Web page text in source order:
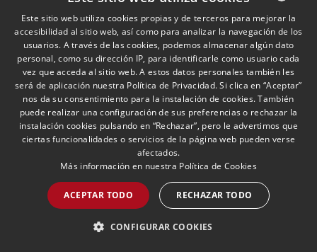
Andersen asesora a Reco,
referente vasco en
tratamiento de metales, en
su venta a Mirai Investments
17/07/2026 Corporate and M&A
El asesoramiento, liderado por Sharon
Izaguirre, Socia de Corporate/M&A,
impulsa el posicionamiento de Andersen
en el ámbito industrial vasco,
acompañando a empresas familiares en
procesos estratégicos de M&A
LEER MÁS >>
SPANISH
ENGLISH
PORTUGUESE
Este sitio web utiliza cookies propias y de terceros para mejorar la
accesibilidad al sitio web, así como para analizar la navegación de los
usuarios. A través de las cookies, podemos almacenar algún dato
personal, como su dirección IP, para identificarle como usuario cada
vez que acceda al sitio web. A estos datos personales también les
será de aplicación nuestra Política de Privacidad. Si clica en “Aceptar”
nos da su consentimiento para la instalación de cookies. También
puede realizar una configuración de sus preferencias o rechazar la
instalación cookies pulsando en “Rechazar”, pero le advertimos que
ciertas funcionalidades o servicios de la página web pueden verse
afectados.
Más información en nuestra Política de Cookies
ACEPTAR TODO RECHAZAR TODO
CONFIGURAR COOKIES